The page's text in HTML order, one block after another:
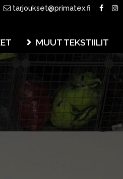
tarjoukset@primatex.fi
MUUT TEKSTIILIT